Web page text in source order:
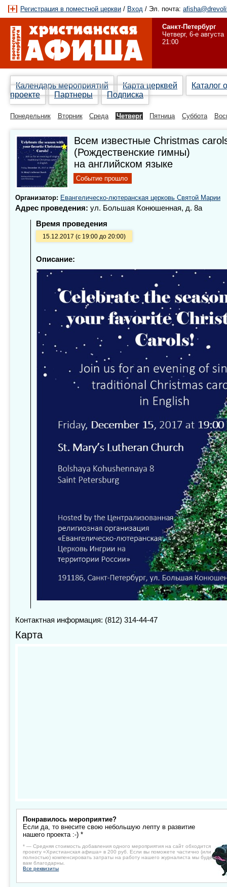
Регистрация в поместной церкви / Вход / Эл. почта:
Санкт-Петербург
Четверг, 6-е августа
21:00
Календарь мероприятий Карта церквей
Каталог
проекте
Партнеры Подписка
Понедельник Вторник Среда Четверг Пятница Суббота
Всем известные Christmas
(Рождественские гимны)
на английском языке
Событие прошло
Организатор: Евангелическо-лютеранская церковь Святой Марии
Адрес проведения: ул. Большая Конюшенная, д. 8а
Время проведения
15.12.2017 (с 19:00 до 20:00)
Описание:
Контактная информация: (812) 314-44-47
Карта
Понравилось мероприятие?
Если да, то внесите свою небольшую лепту в развитие
нашего проекта :-) *
* — Средняя стоимость добавления одного мероприятия на сайт обходится
проекту «Христианская афиша» в 200 руб. Если вы поможете частично (или
полностью) компенсировать затраты на работу нашего журналиста мы будем
вам благодарны.
Все реквизиты